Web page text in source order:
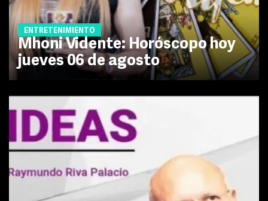
ENTRETENIMIENTO
Mhoni Vidente: Horóscopo hoy
jueves 06 de agosto